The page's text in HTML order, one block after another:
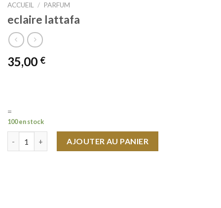
ACCUEIL / PARFUM
eclaire lattafa
35,00 €
=
100 en stock
AJOUTER AU PANIER